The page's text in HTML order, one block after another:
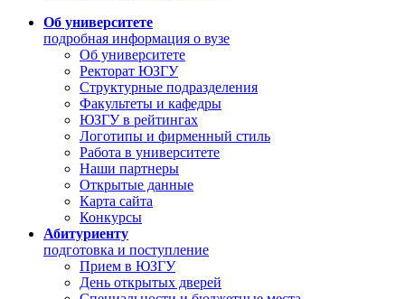
Об университете
подробная информация о вузе
Об университете
Ректорат ЮЗГУ
Структурные подразделения
Факультеты и кафедры
ЮЗГУ в рейтингах
Логотипы и фирменный стиль
Работа в университете
Наши партнеры
Открытые данные
Карта сайта
Конкурсы
Абитуриенту
подготовка и поступление
Прием в ЮЗГУ
День открытых дверей